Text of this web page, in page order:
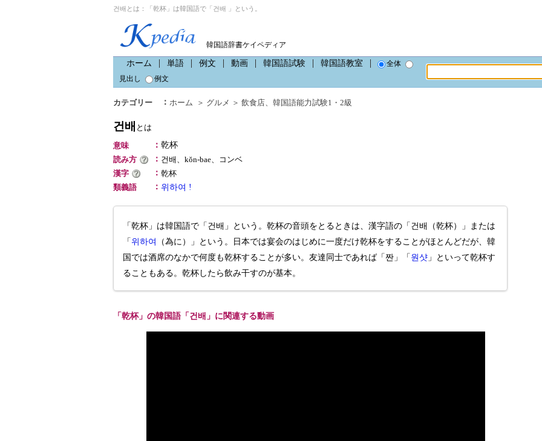
건배とは：「乾杯」は韓国語で「건배 」という。
韓国語辞書ケイペディア
ホーム 単語 例文 動画 韓国語試験 韓国語教室
全体
見出し
例文
カテゴリー ： ホーム ＞ グルメ ＞ 飲食店、 韓国語能力試験1・2級
건배 とは
意味
： 乾杯
読み方
： 건배、kŏn-bae、コンベ
漢字
： 乾杯
類義語
： 위하여 !
「乾杯」は韓国語で「건배」という。乾杯の音頭をとるときは、漢字語の「건배（乾杯）」または
「 위하여
（為に）」という。日本では宴会のはじめに一度だけ乾杯をすることがほとんどだが、韓
国では酒席のなかで何度も乾杯することが多い。友達同士であれば「짠」「 원샷 」といって乾杯す
ることもある。乾杯したら飲み干すのが基本。
「乾杯」の韓国語「건배」に関連する動画